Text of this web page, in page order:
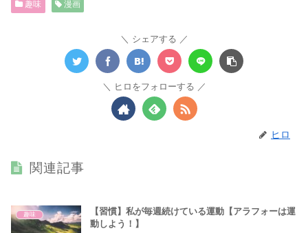
趣味 漫画
シェアする
ヒロをフォローする
ヒロ
関連記事
趣味
【習慣】私が毎週続けている運動【アラフォーは運
動しよう！】